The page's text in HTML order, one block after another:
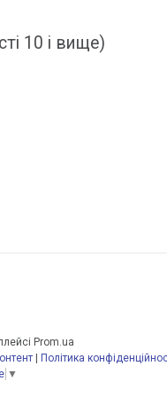
10 і вище)
Prom.ua
| Політика
▼